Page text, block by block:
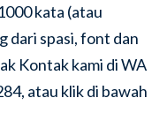
kata (atau
dari spasi, font dan
Kontak kami di WA
atau klik di bawah